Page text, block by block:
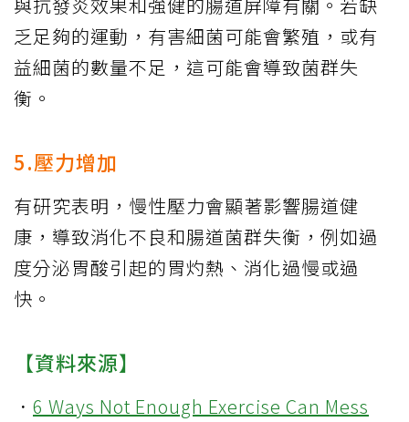
乏足夠的運動，有害細菌可能會繁殖，或有
益細菌的數量不足，這可能會導致菌群失
衡。
5.壓力增加
有研究表明，慢性壓力會顯著影響腸道健
康，導致消化不良和腸道菌群失衡，例如過
度分泌胃酸引起的胃灼熱、消化過慢或過
快。
【資料來源】
． 6 Ways Not Enough Exercise Can Mess